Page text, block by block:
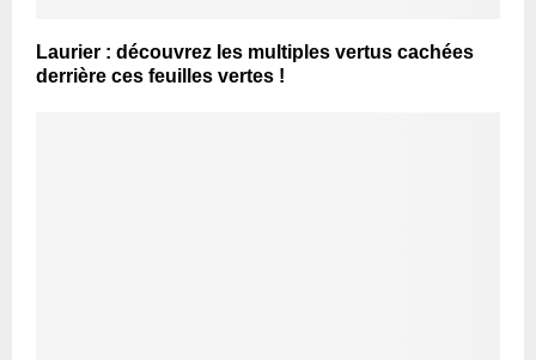
Laurier : découvrez les multiples vertus cachées
derrière ces feuilles vertes !